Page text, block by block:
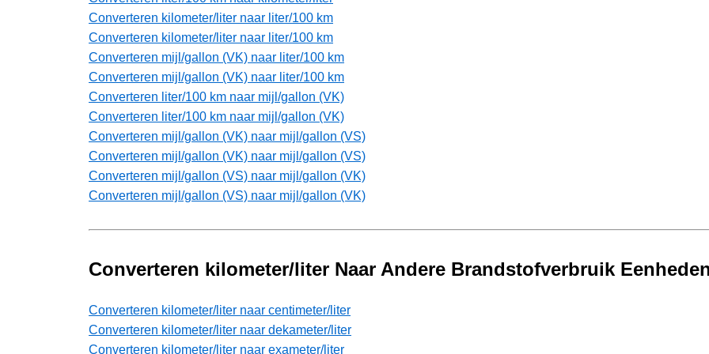
Converteren kilometer/liter naar liter/100 km
Converteren kilometer/liter naar liter/100 km
Converteren mijl/gallon (VK) naar liter/100 km
Converteren mijl/gallon (VK) naar liter/100 km
Converteren liter/100 km naar mijl/gallon (VK)
Converteren liter/100 km naar mijl/gallon (VK)
Converteren mijl/gallon (VK) naar mijl/gallon (VS)
Converteren mijl/gallon (VK) naar mijl/gallon (VS)
Converteren mijl/gallon (VS) naar mijl/gallon (VK)
Converteren mijl/gallon (VS) naar mijl/gallon (VK)
Converteren kilometer/liter Naar Andere Brandstofverbruik
Converteren kilometer/liter naar centimeter/liter
Converteren kilometer/liter naar dekameter/liter
Converteren kilometer/liter naar exameter/liter